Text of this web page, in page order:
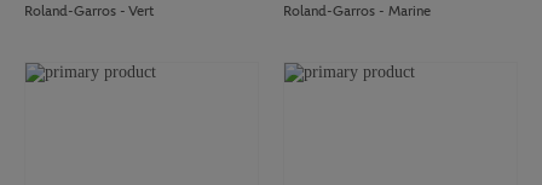
Roland-Garros - Vert
Roland-Garros - Marine